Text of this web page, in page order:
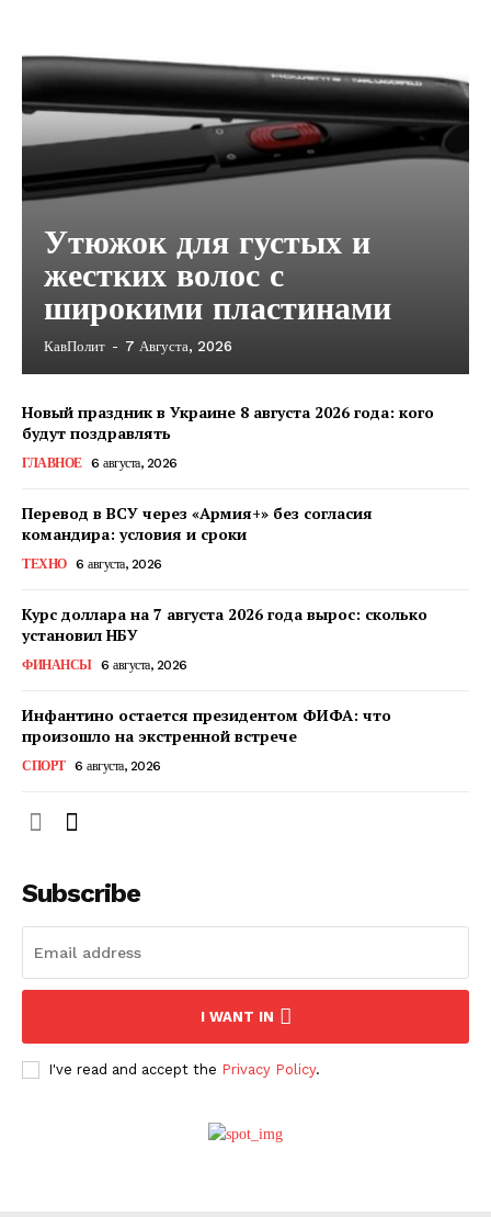
КавПолит
ПОДПИСАТЬСЯ СЕЙЧАС
О нас
Политика конфиденциальности
Утюжок для густых и
жестких волос с
широкими пластинами
КавПолит - 7 Августа, 2026
Новый праздник в Украине 8 августа 2026 года: кого
будут поздравлять
ГЛАВНОЕ 6 августа, 2026
Перевод в ВСУ через «Армия+» без согласия
командира: условия и сроки
ТЕХНО 6 августа, 2026
Курс доллара на 7 августа 2026 года вырос: сколько
установил НБУ
ФИНАНСЫ 6 августа, 2026
Инфантино остается президентом ФИФА: что
произошло на экстренной встрече
СПОРТ 6 августа, 2026
Subscribe
I WANT IN
I've read and accept the Privacy Policy.